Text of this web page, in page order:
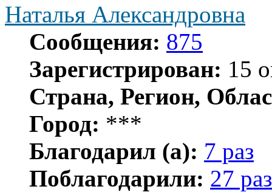
Наталья Александровна
Сообщения: 875
Зарегистрирован: 15
Страна, Регион,
Город: ***
Благодарил (а): 7 раз
Поблагодарили: 27 раз